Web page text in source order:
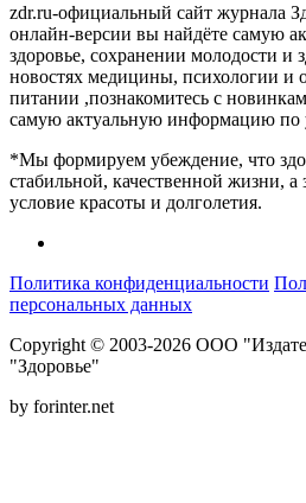
zdr.ru-официальный сайт журнала
онлайн-версии вы найдёте самую
здоровье, сохранении молодости и
новостях медицины, психологии и
питании ,познакомитесь с
самую актуальную информацию по
*Мы формируем убеждение, что
стабильной, качественной жизни, а
условие красоты и долголетия.
Политика конфиденциальности
персональных данных
Copyright © 2003-2026 ООО
"Здоровье"
by forinter.net